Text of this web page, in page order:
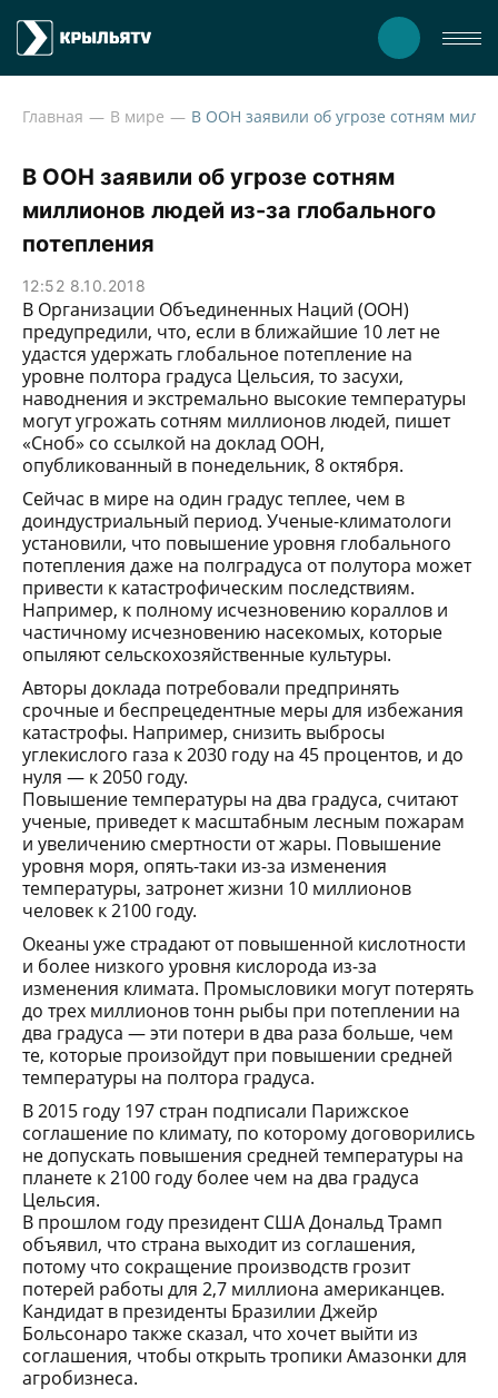
Главная В мире
В ООН заявили об угрозе сотням
миллионов людей из-за глобального
потепления
12:52 8.10.2018
В Организации Объединенных Наций (ООН)
предупредили, что, если в ближайшие 10 лет не
удастся удержать глобальное потепление на
уровне полтора градуса Цельсия, то засухи,
наводнения и экстремально высокие температуры
могут угрожать сотням миллионов людей, пишет
«Сноб» со ссылкой на доклад ООН,
опубликованный в понедельник, 8 октября.
Сейчас в мире на один градус теплее, чем в
доиндустриальный период. Ученые-климатологи
установили, что повышение уровня глобального
потепления даже на полградуса от полутора может
привести к катастрофическим последствиям.
Например, к полному исчезновению кораллов и
частичному исчезновению насекомых, которые
опыляют сельскохозяйственные культуры.
Авторы доклада потребовали предпринять
срочные и беспрецедентные меры для избежания
катастрофы. Например, снизить выбросы
углекислого газа к 2030 году на 45 процентов, и до
нуля — к 2050 году.
Повышение температуры на два градуса, считают
ученые, приведет к масштабным лесным пожарам
и увеличению смертности от жары. Повышение
уровня моря, опять-таки из-за изменения
температуры, затронет жизни 10 миллионов
человек к 2100 году.
Океаны уже страдают от повышенной кислотности
и более низкого уровня кислорода из-за
изменения климата. Промысловики могут потерять
до трех миллионов тонн рыбы при потеплении на
два градуса — эти потери в два раза больше, чем
те, которые произойдут при повышении средней
температуры на полтора градуса.
В 2015 году 197 стран подписали Парижское
соглашение по климату, по которому договорились
не допускать повышения средней температуры на
планете к 2100 году более чем на два градуса
Цельсия.
В прошлом году президент США Дональд Трамп
объявил, что страна выходит из соглашения,
потому что сокращение производств грозит
потерей работы для 2,7 миллиона американцев.
Кандидат в президенты Бразилии Джейр
Больсонаро также сказал, что хочет выйти из
соглашения, чтобы открыть тропики Амазонки для
агробизнеса.